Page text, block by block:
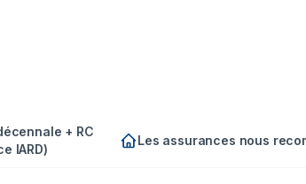
+ RC
IARD)
Les assurances nous